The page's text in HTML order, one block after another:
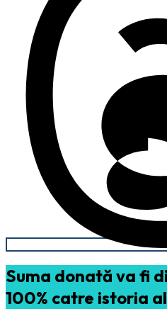
Suma donată va fi
100% catre istoria